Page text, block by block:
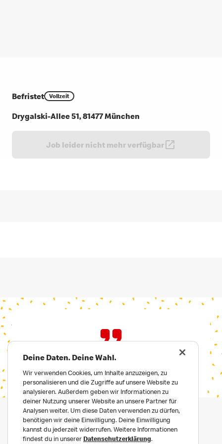
Befristet Vollzeit
Drygalski-Allee 51, 81477 München
Job leider nicht mehr verfügbar
Deine Daten. Deine Wahl.
Wir verwenden Cookies, um Inhalte anzuzeigen, zu
personalisieren und die Zugriffe auf unsere Website zu
analysieren. Außerdem geben wir Informationen zu
deiner Nutzung unserer Website an unsere Partner für
Analysen weiter. Um diese Daten verwenden zu dürfen,
benötigen wir deine Einwilligung. Deine Einwilligung
kannst du jederzeit widerrufen. Weitere Informationen
findest du in unserer Datenschutzerklärung.